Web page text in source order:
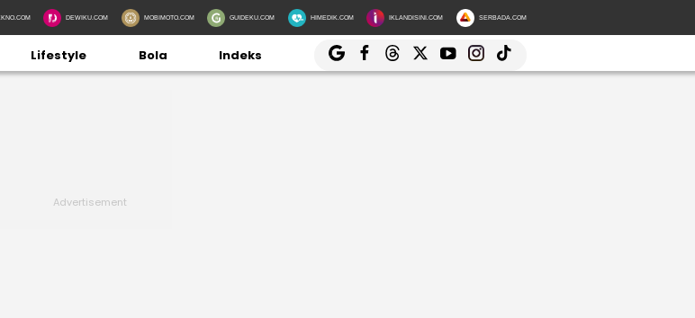
DEWIKU.COM MOBIMOTO.COM GUIDEKU.COM HIMEDIK.COM IKLANDISINI.COM SERBADA.COM
Lifestyle Bola Indeks